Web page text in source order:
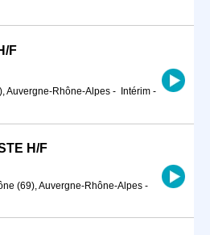
F
Auvergne-Rhône-Alpes - Intérim -
H/F
(69), Auvergne-Rhône-Alpes -